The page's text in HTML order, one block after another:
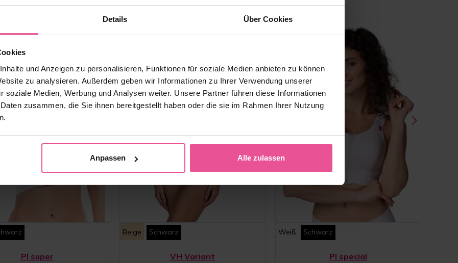
Details Über Cookies
und Anzeigen zu personalisieren, Funktionen für soziale Medien anbieten zu können
zu analysieren. Außerdem geben wir Informationen zu Ihrer Verwendung unserer
soziale Medien, Werbung und Analysen weiter. Unsere Partner führen diese Informationen
zusammen, die Sie ihnen bereitgestellt haben oder die sie im Rahmen Ihrer Nutzung
Anpassen Alle zulassen
PI super
Beige Schwarz
VH Variant
Weiß Schwarz
PI special